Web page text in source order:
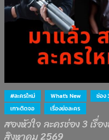
#ละครใหม่ What's New ช่อง
เกาะติดจอ
เรื่องย่อละคร
สองหัวใจ ละครช่อง 3 เรื่